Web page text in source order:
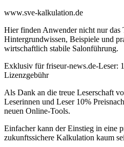
www.sve-kalkulation.de
Hier finden Anwender nicht nur das
Hintergrundwissen, Beispiele und
wirtschaftlich stabile Salonführung.
Exklusiv für friseur-news.de-Leser:
Lizenzgebühr
Als Dank an die treue Leserschaft
Leserinnen und Leser 10%
neuen Online-Tools.
Einfacher kann der Einstieg in eine
zukunftssichere Kalkulation kaum